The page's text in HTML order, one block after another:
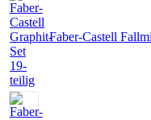
Faber-Castell